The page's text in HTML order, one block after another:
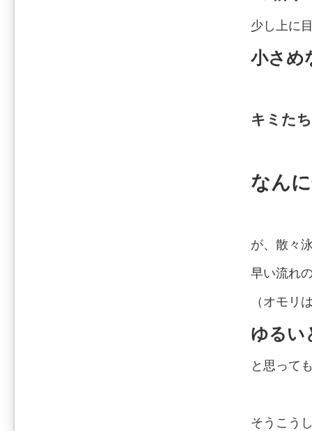
少し上に
小さめ
キミた
なん
が、散々
早い流れ
（オモリ
ゆるい
と思って
そうこう